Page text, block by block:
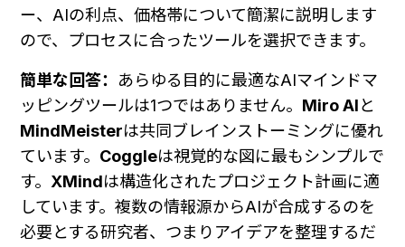
ー、AIの利点、価格帯について簡潔に説明します
ので、プロセスに合ったツールを選択できます。
簡単な回答： あらゆる目的に最適なAIマインドマ
ッピングツールは1つではありません。 Miro AIと
MindMeisterは共同ブレインストーミングに優れ
ています。 Coggleは視覚的な図に最もシンプルで
す。 XMindは構造化されたプロジェクト計画に適
しています。複数の情報源からAIが合成するのを
必要とする研究者、つまりアイデアを整理するだ